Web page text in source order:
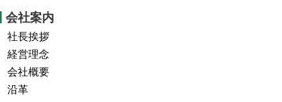
会社案内
社長挨拶
経営理念
会社概要
沿革